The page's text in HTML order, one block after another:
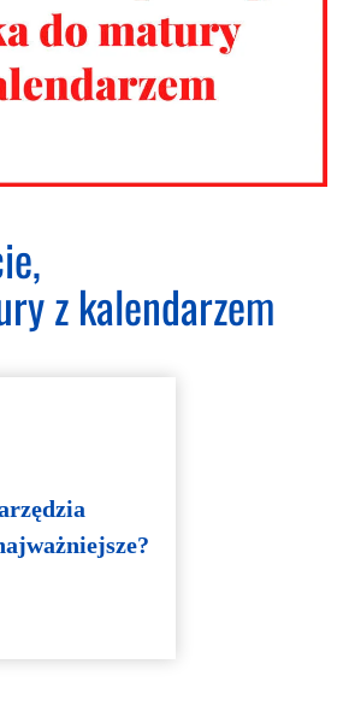
z kalendarzem